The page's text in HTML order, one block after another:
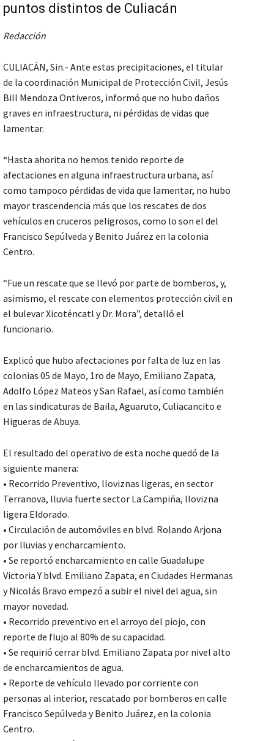
puntos distintos de Culiacán
Redacción
CULIACÁN, Sin.- Ante estas precipitaciones, el titular
de la coordinación Municipal de Protección Civil, Jesús
Bill Mendoza Ontiveros, informó que no hubo daños
graves en infraestructura, ni pérdidas de vidas que
lamentar.
“Hasta ahorita no hemos tenido reporte de
afectaciones en alguna infraestructura urbana, así
como tampoco pérdidas de vida que lamentar, no hubo
mayor trascendencia más que los rescates de dos
vehículos en cruceros peligrosos, como lo son el del
Francisco Sepúlveda y Benito Juárez en la colonia
Centro.
“Fue un rescate que se llevó por parte de bomberos, y,
asimismo, el rescate con elementos protección civil en
el bulevar Xicoténcatl y Dr. Mora”, detalló el
funcionario.
Explicó que hubo afectaciones por falta de luz en las
colonias 05 de Mayo, 1ro de Mayo, Emiliano Zapata,
Adolfo López Mateos y San Rafael, así como también
en las sindicaturas de Baila, Aguaruto, Culiacancito e
Higueras de Abuya.
El resultado del operativo de esta noche quedó de la
siguiente manera:
• Recorrido Preventivo, lloviznas ligeras, en sector
Terranova, lluvia fuerte sector La Campiña, llovizna
ligera Eldorado.
• Circulación de automóviles en blvd. Rolando Arjona
por lluvias y encharcamiento.
• Se reportó encharcamiento en calle Guadalupe
Victoria Y blvd. Emiliano Zapata, en Ciudades Hermanas
y Nicolás Bravo empezó a subir el nivel del agua, sin
mayor novedad.
• Recorrido preventivo en el arroyo del piojo, con
reporte de flujo al 80% de su capacidad.
• Se requirió cerrar blvd. Emiliano Zapata por nivel alto
de encharcamientos de agua.
• Reporte de vehículo llevado por corriente con
personas al interior, rescatado por bomberos en calle
Francisco Sepúlveda y Benito Juárez, en la colonia
Centro.